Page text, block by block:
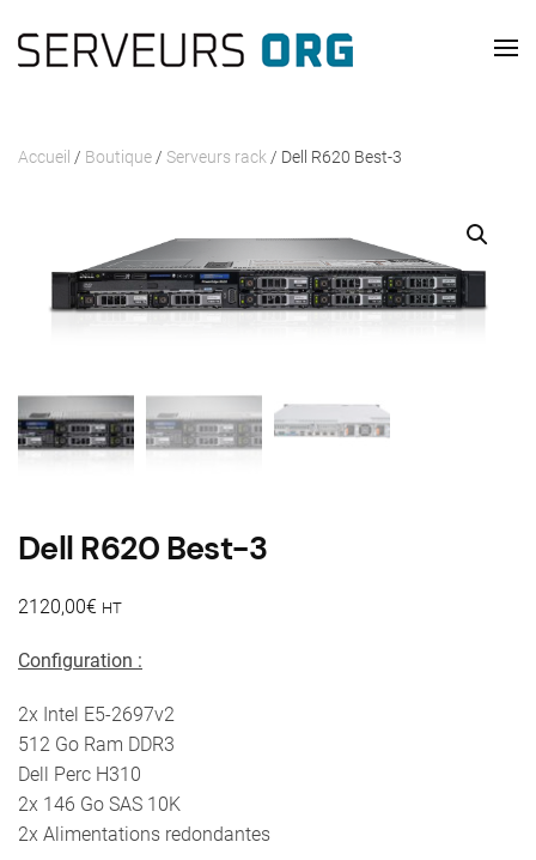
Passer au contenu principal
Accueil / Boutique / Serveurs rack / Dell R620 Best-3
Dell R620 Best-3
2120,00€ HT
Configuration :
2x Intel E5-2697v2
512 Go Ram DDR3
Dell Perc H310
2x 146 Go SAS 10K
2x Alimentations redondantes